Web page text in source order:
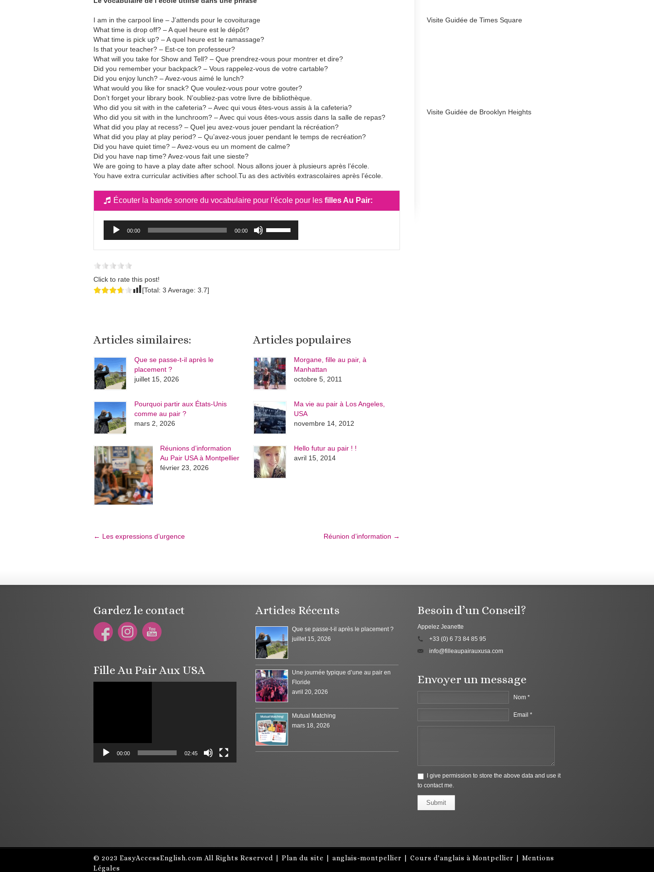
I am in the carpool line – J’attends pour le covoiturage
What time is drop off? – A quel heure est le dépôt?
What time is pick up? – A quel heure est le ramassage?
Is that your teacher? – Est-ce ton professeur?
What will you take for Show and Tell? – Que prendrez-vous pour montrer et dire?
Did you remember your backpack? – Vous rappelez-vous de votre cartable?
Did you enjoy lunch? – Avez-vous aimé le lunch?
What would you like for snack? Que voulez-vous pour votre gouter?
Don’t forget your library book. N’oubliez-pas votre livre de bibliothèque.
Who did you sit with in the cafeteria? – Avec qui vous êtes-vous assis à la cafeteria?
Who did you sit with in the lunchroom? – Avec qui vous êtes-vous assis dans la salle de repas?
What did you play at recess? – Quel jeu avez-vous jouer pendant la récréation?
What did you play at play period? – Qu’avez-vous jouer pendant le temps de recréation?
Did you have quiet time? – Avez-vous eu un moment de calme?
Did you have nap time? Avez-vous fait une sieste?
We are going to have a play date after school. Nous allons jouer à plusieurs après l’école.
You have extra curricular activities after school.Tu as des activités extrascolaires après l’école.
Écouter la bande sonore du vocabulaire pour l'école pour lesfilles Au Pair:
Lecteur
audio
00:00 00:00
les
Click to rate this post!
[Total: 3 Average: 3.7]
Articles similaires:
Que se passe-t-il après le
placement ?
juillet 15, 2026
Pourquoi partir aux États-Unis
comme au pair ?
mars 2, 2026
Réunions d’information
Au Pair USA à Montpellier
février 23, 2026
Articles populaires
Morgane, fille au pair, à
Manhattan
octobre 5, 2011
Ma vie au pair à Los Angeles,
USA
novembre 14, 2012
Hello futur au pair ! !
avril 15, 2014
← Les expressions d’urgence Réunion d’information →
Visite Guidée de Times Square
Visite Guidée de Brooklyn Heights
Gardez le contact
Fille Au Pair Aux USA
00:00 02:45
Articles Récents
Que se passe-t-il après le placement ?
juillet 15, 2026
Une journée typique d’une au pair en
Floride
avril 20, 2026
Mutual Matching
mars 18, 2026
Besoin d’un Conseil?
Appelez Jeanette
+33 (0) 6 73 84 85 95
info@filleaupairauxusa.com
Envoyer un message
Nom *
Email *
I give permission to store the above data and use it
to contact me.
Submit
© 2023 EasyAccessEnglish.com All Rights Reserved | Plan du site anglais-montpellier Cours d'anglais à Montpellier
Mentions
Légales